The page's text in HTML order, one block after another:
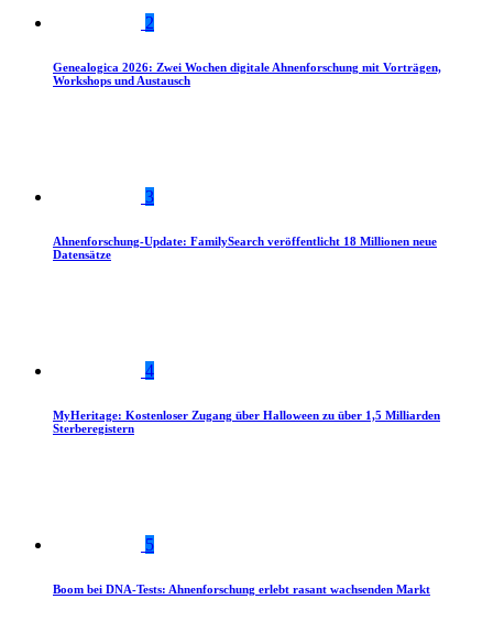
2
Genealogica 2026: Zwei Wochen digitale Ahnenforschung mit Vorträgen,
Workshops und Austausch
3
Ahnenforschung-Update: FamilySearch veröffentlicht 18 Millionen neue
Datensätze
4
MyHeritage: Kostenloser Zugang über Halloween zu über 1,5 Milliarden
Sterberegistern
5
Boom bei DNA-Tests: Ahnenforschung erlebt rasant wachsenden Markt